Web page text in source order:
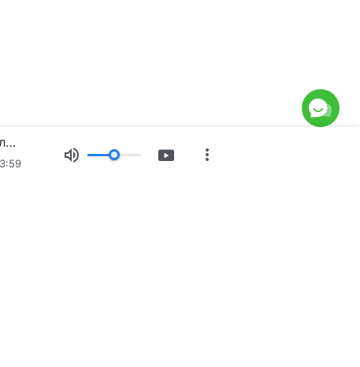
Өдөр тутмын Бурханы үг: Хүн төрөлхтний завхралыг илчлэх нь | Эшлэл 369